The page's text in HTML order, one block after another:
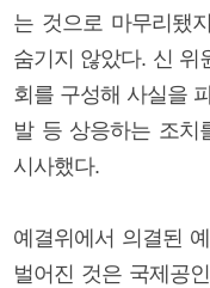
는 것으로 마무리됐
숨기지 않았다. 신 위
회를 구성해 사실을
발 등 상응하는 조치
시사했다.
예결위에서 의결된
벌어진 것은 국제공